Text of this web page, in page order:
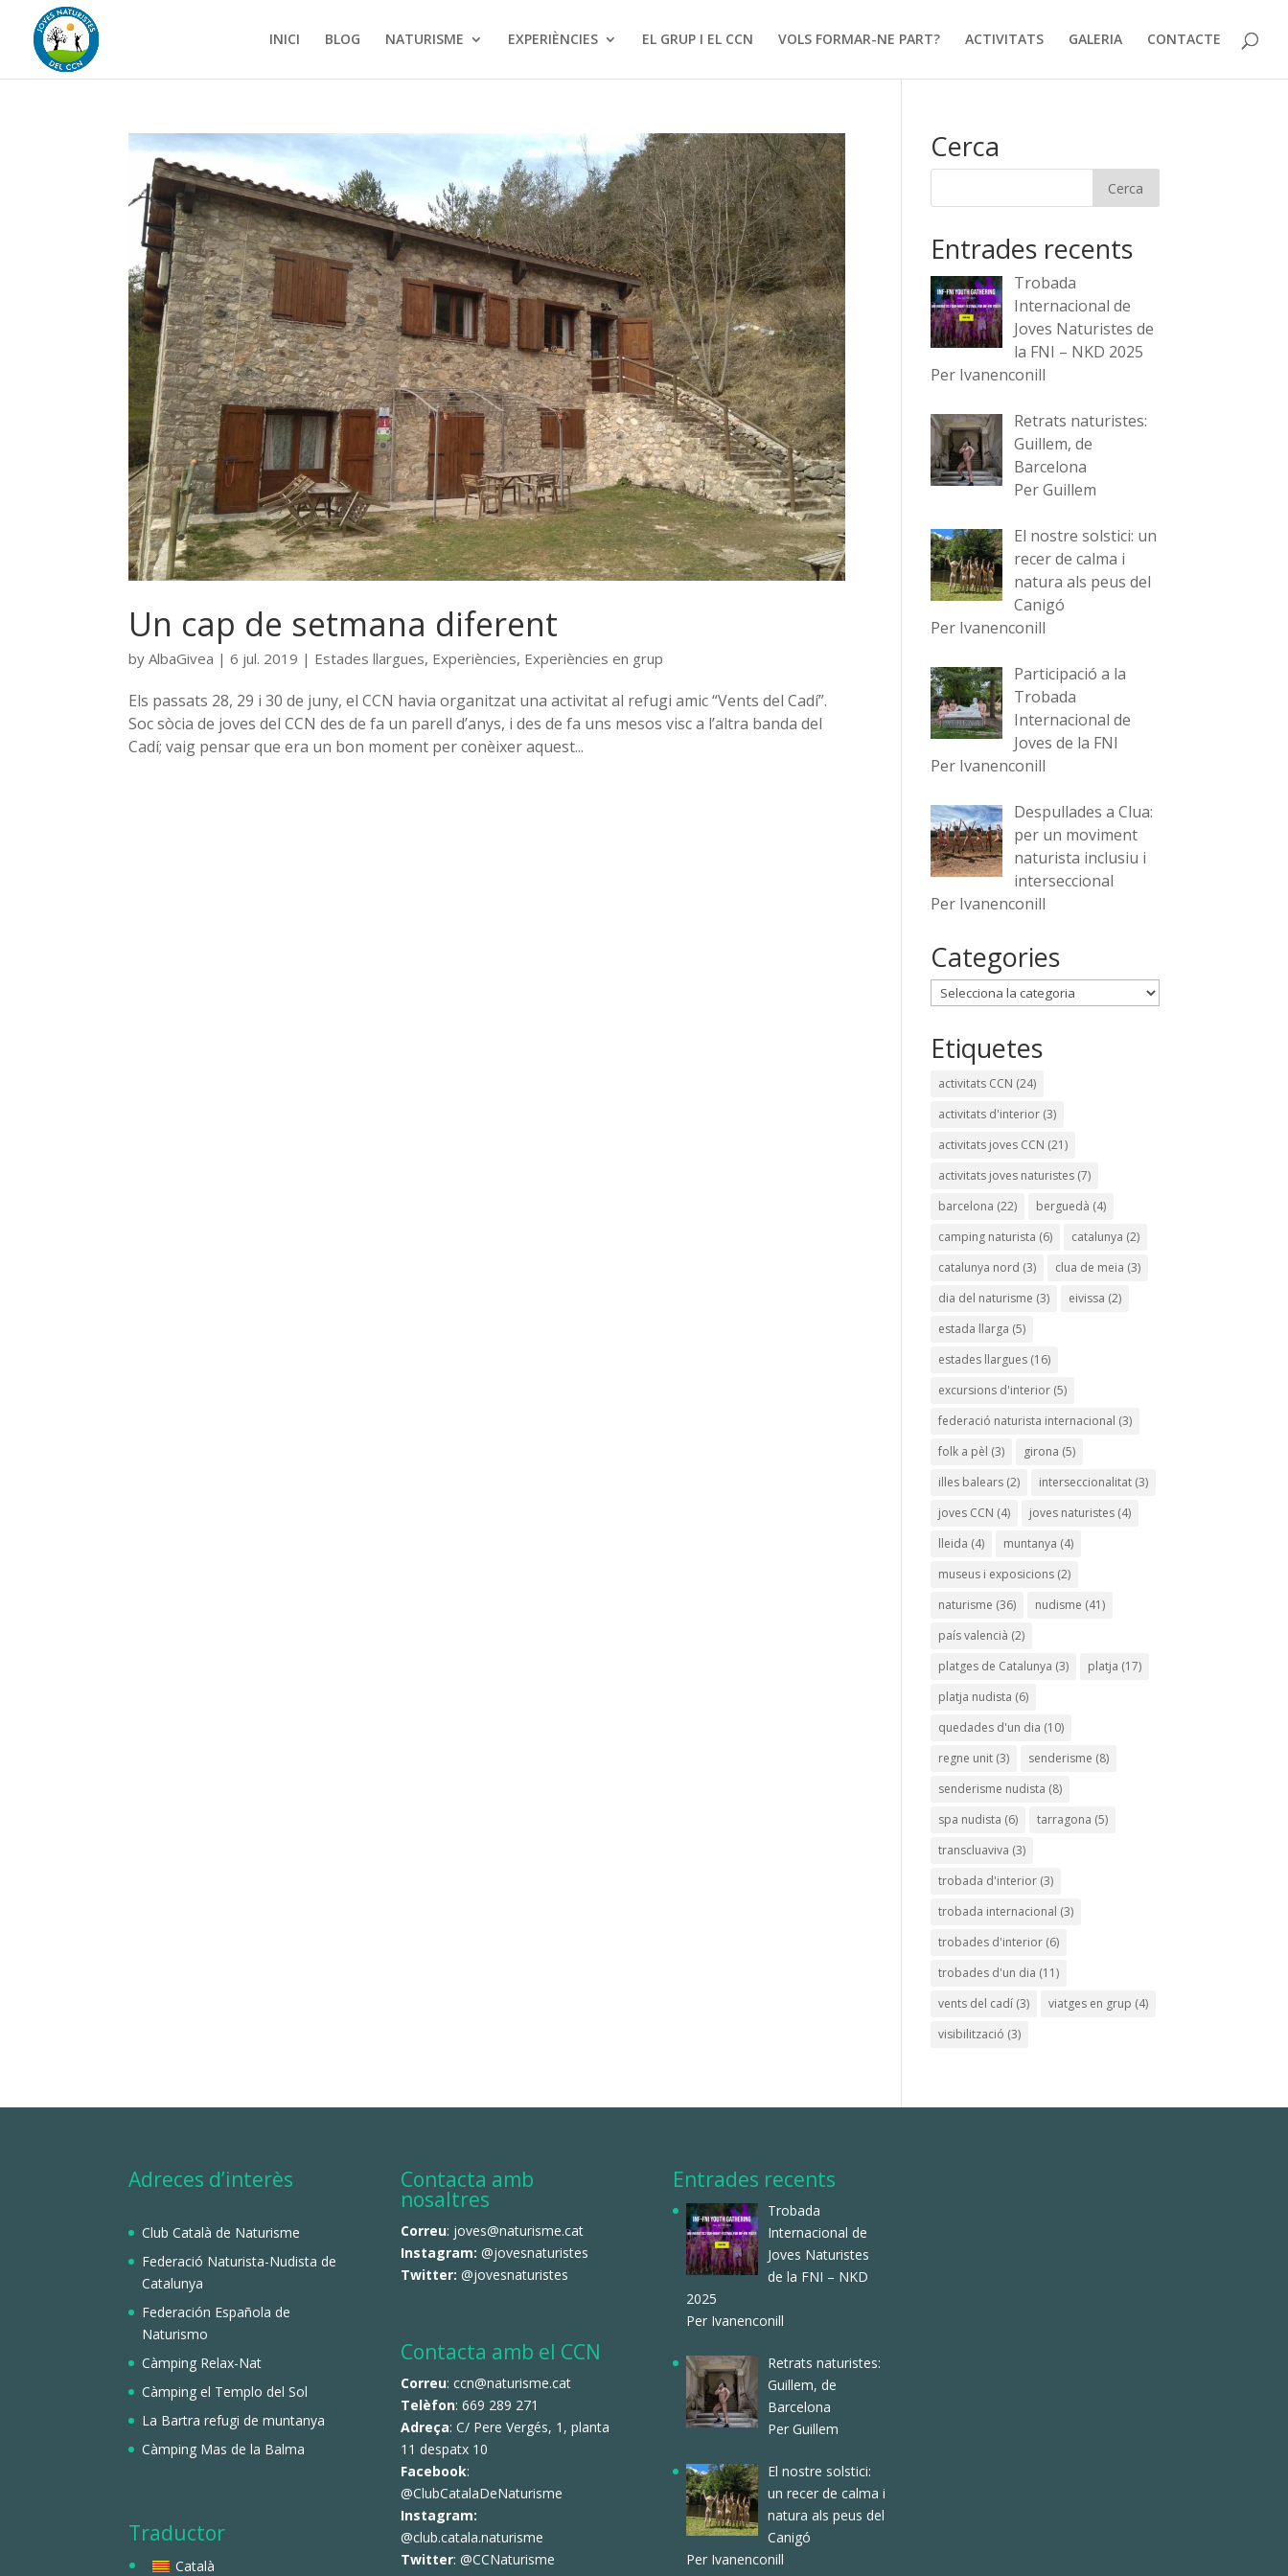
INICI BLOG NATURISME EXPERIÈNCIES EL GRUP I EL CCN VOLS FORMAR-NE PART? ACTIVITATS GALERIA CONTACTE
Un cap de setmana diferent
byAlbaGivea |6 jul. 2019 | Estades llargues, Experiències, Experiències en grup
Els passats 28, 29 i 30 de juny, el CCN havia organitzat una activitat al refugi amic “Vents del Cadí”.
Soc sòcia de joves del CCN des de fa un parell d’anys, i des de fa uns mesos visc a l’altra banda del
Cadí; vaig pensar que era un bon moment per conèixer aquest...
Cerca
Entrades recents
Trobada
Internacional de
Joves Naturistes de
la FNI – NKD 2025
Per Ivanenconill
Retrats naturistes:
Guillem, de
Barcelona
Per Guillem
El nostre solstici: un
recer de calma i
natura als peus del
Canigó
Per Ivanenconill
Participació a la
Trobada
Internacional de
Joves de la FNI
Per Ivanenconill
Despullades a Clua:
per un moviment
naturista inclusiu i
interseccional
Per Ivanenconill
Categories
Categories
Etiquetes
activitats CCN (24)
activitats d'interior(3)
activitats joves CCN (21)
activitats joves naturistes(7)
barcelona (22) berguedà (4)
camping naturista (6) catalunya (2)
catalunya nord (3) clua de meia (3)
dia del naturisme (3) eivissa (2)
estada llarga (5)
estades llargues(16)
excursions d'interior(5)
federació naturista internacional (3)
folk a pèl (3) girona (5)
illes balears(2) interseccionalitat(3)
joves CCN (4) joves naturistes(4)
lleida (4) muntanya (4)
museus i exposicions(2)
naturisme (36) nudisme (41)
país valencià (2)
platges de Catalunya (3) platja (17)
platja nudista (6)
quedades d'un dia (10)
regne unit(3) senderisme (8)
senderisme nudista (8)
spa nudista (6) tarragona (5)
transcluaviva (3)
trobada d'interior(3)
trobada internacional (3)
trobades d'interior(6)
trobades d'un dia (11)
vents del cadí(3) viatges en grup (4)
visibilització (3)
Adreces d’interès
Club Català de Naturisme
Federació Naturista-Nudista de
Catalunya
Federación Española de
Naturismo
Càmping Relax-Nat
Càmping el Templo del Sol
La Bartra refugi de muntanya
Càmping Mas de la Balma
Traductor
Català
Contacta amb
nosaltres
Correu: joves@naturisme.cat
Instagram: @jovesnaturistes
Twitter: @jovesnaturistes
Contacta amb el CCN
Correu: ccn@naturisme.cat
Telèfon: 669 289 271
Adreça: C/ Pere Vergés, 1, planta
11 despatx 10
Facebook:
@ClubCatalaDeNaturisme
Instagram:
@club.catala.naturisme
Twitter: @CCNaturisme
Entrades recents
Trobada
Internacional de
Joves Naturistes
de la FNI – NKD
2025
Per Ivanenconill
Retrats naturistes:
Guillem, de
Barcelona
Per Guillem
El nostre solstici:
un recer de calma i
natura als peus del
Canigó
Per Ivanenconill